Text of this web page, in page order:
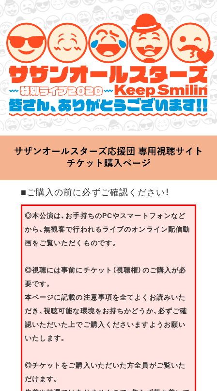
サザンオールスターズ 特別ライブ 2020
「Keep Smilin’～皆さん、ありがとうございます!!～」
2020.06.25 Thu 20:00 Start at 横浜アリーナ
■ご購入の前に必ずご確認ください！
◎本公演は、お手持ちのPCやスマートフォンなど
から、無観客で行われるライブのオンライン配信動
画をご覧いただくものです。
◎視聴には事前にチケット（視聴権）のご購入が必
要です。
本ページに記載の注意事項を全てよくお読みいた
だき、視聴可能な環境をお持ちかどうか、必ずご確
認いただいた上でご購入くださいますようお願い
いたします。
◎チケットをご購入いただいた方全員がご覧いた
だけます。